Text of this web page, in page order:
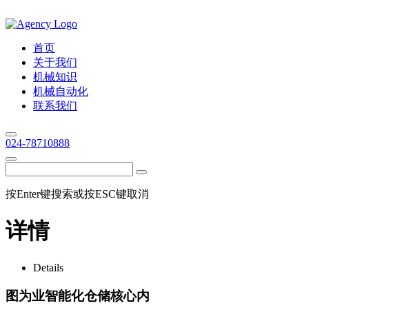
首页
关于我们
机械知识
机械自动化
联系我们
024-78710888
按Enter键搜索或按ESC键取消
详情
Details
图为业智能化仓储核心内